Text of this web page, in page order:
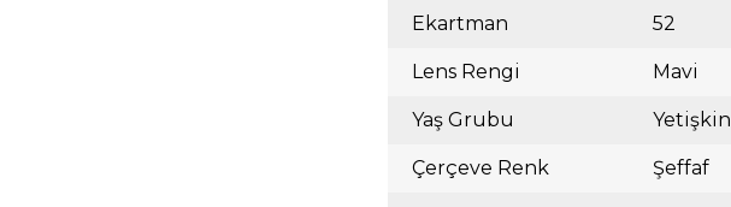
Ekartman 52
Lens Rengi Mavi
Yaş Grubu Yetişkin
Çerçeve Renk Şeffaf